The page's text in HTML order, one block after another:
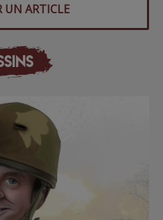
UN ARTICLE